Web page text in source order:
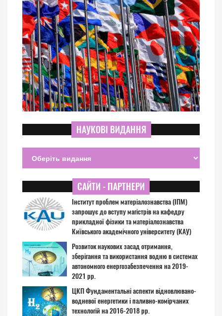
НАУКОВІ ВИДАННЯ
САЙТИ - ПАРТНЕРИ
Інститут проблем матеріалознавства (ІПМ)
запрошує до вступу магістрів на кафедру
прикладної фізики та матеріалознавства
Київського академічного університету (КАУ)
Розвиток наукових засад отримання,
зберігання та використання водню в системах
автономного енергозабезпечення на 2019-
2021 рр.
ЦКП Фундаментальні аспекти відновлювано-
водневої енергетики і паливно-комірчаних
технологій на 2016-2018 рр.